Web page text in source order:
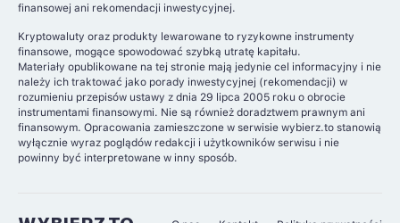
finansowej ani rekomendacji inwestycyjnej.
Kryptowaluty oraz produkty lewarowane to ryzykowne instrumenty
finansowe, mogące spowodować szybką utratę kapitału.
Materiały opublikowane na tej stronie mają jedynie cel informacyjny i nie
należy ich traktować jako porady inwestycyjnej (rekomendacji) w
rozumieniu przepisów ustawy z dnia 29 lipca 2005 roku o obrocie
instrumentami finansowymi. Nie są również doradztwem prawnym ani
finansowym. Opracowania zamieszczone w serwisie wybierz.to stanowią
wyłącznie wyraz poglądów redakcji i użytkowników serwisu i nie
powinny być interpretowane w inny sposób.